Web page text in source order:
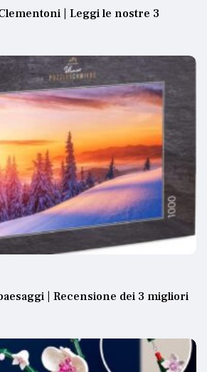
| Leggi le nostre 3
| Recensione dei 3 migliori